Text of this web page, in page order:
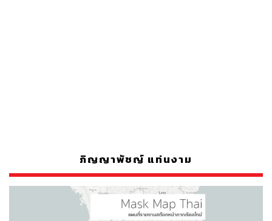
ภิญญาพัชญ์ แท่นงาม